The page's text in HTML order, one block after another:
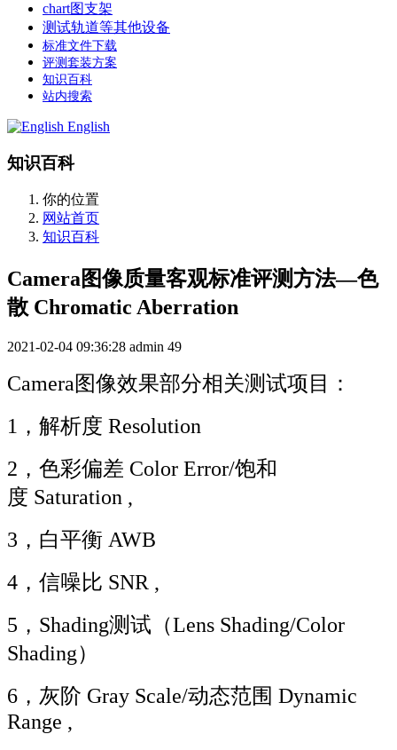
chart图支架
测试轨道等其他设备
标准文件下载
评测套装方案
知识百科
站内搜索
English
知识百科
你的位置
网站首页
知识百科
Camera图像质量客观标准评测方法—色
散 Chromatic Aberration
2021-02-04 09:36:28 admin 49
Camera图像效果部分相关测试项目：
1，解析度 Resolution
2，色彩偏差 Color Error/饱和
度 Saturation ,
3，白平衡 AWB
4，信噪比 SNR ,
5，Shading测试（Lens Shading/Color
Shading）
6，灰阶 Gray Scale/动态范围 Dynamic
Range ,